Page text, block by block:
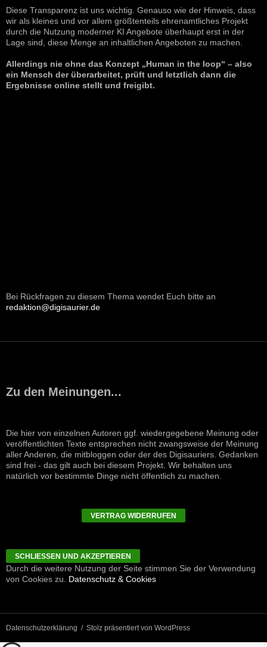
Diese Transparenz ist uns wichtig. Genauso wie der Hinweis, dass
wir als kleines und vor allem größtenteils ehrenamtliches Projekt
durch die Nutzung moderner KI Angebote überhaupt erst in der
Lage sind, diese Menge an inhaltlichen Angeboten zu machen.
Allerdings nie ohne das Konzept „Human in the loop“ – also
ein Mensch der überarbeitet, prüft und letztlich dann die
Ergebnisse online stellt und freigibt.
Bei Rückfragen zu diesem Thema wendet Euch bitte an
redaktion@digisaurier.de
Zu den Meinungen...
Die hier von einzelnen Autoren ggf. wiedergegebene Meinung oder
veröffentlichten Texte entsprechen nicht zwangsweise der Meinung
aller Anderen, die mitbloggen oder der des Digisauriers. Gedanken
sind frei - das gilt auch bei diesem Projekt. Wir behalten uns
natürlich vor bestimmte Dinge nicht öffentlich zu machen.
VERTRAG WIDERRUFEN
Durch die weitere Nutzung der Seite stimmen Sie der Verwendung
von Cookies zu. Datenschutz & Cookies
Datenschutzerklärung Stolz präsentiert von WordPress